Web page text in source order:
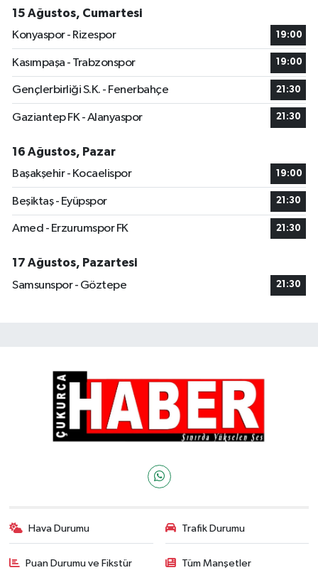
15 Ağustos, Cumartesi
Konyaspor - Rizespor
19:00
Kasımpaşa - Trabzonspor 19:00
Gençlerbirliği S.K. - Fenerbahçe 21:30
Gaziantep FK - Alanyaspor 21:30
16 Ağustos, Pazar
Başakşehir - Kocaelispor
19:00
Beşiktaş - Eyüpspor 21:30
Amed - Erzurumspor FK 21:30
17 Ağustos, Pazartesi
Samsunspor - Göztepe
21:30
Hava Durumu Trafik Durumu
Puan Durumu ve Fikstür Tüm Manşetler